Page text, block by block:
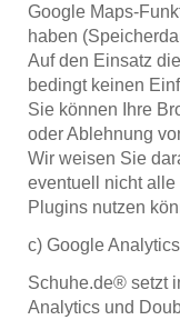
Google Maps-
haben
Auf den Einsatz
bedingt keinen
Sie können Ihre
oder Ablehnung
Wir weisen Sie
eventuell nicht
Plugins nutzen
c) Google
Schuhe.de® setzt
Analytics und